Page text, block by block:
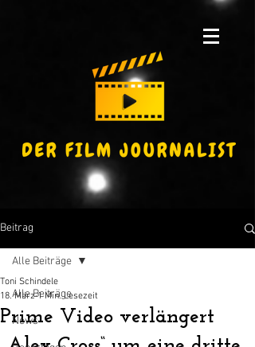
Beitrag
Alle Beiträge
News
Alle Beiträge
Prime Video verlängert
Toni Schindele
18. März 1 Min. Lesezeit